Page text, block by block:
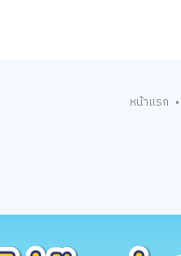
หน้าแรก •